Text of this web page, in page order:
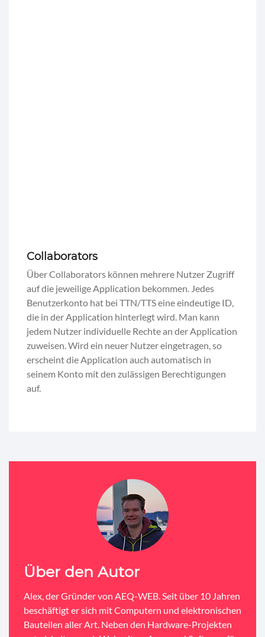
Collaborators
Über Collaborators können mehrere Nutzer Zugriff
auf die jeweilige Application bekommen. Jedes
Benutzerkonto hat bei TTN/TTS eine eindeutige ID,
die in der Application hinterlegt wird. Man kann
jedem Nutzer individuelle Rechte an der Application
zuweisen. Wird ein neuer Nutzer eingetragen, so
erscheint die Application auch automatisch in
seinem Konto mit den zulässigen Berechtigungen
auf.
Über den Autor
Alex, der Gründer von AEQ-WEB. Seit über 10 Jahren
beschäftigt er sich mit Computern und elektronischen
Bauteilen aller Art. Neben den Hardware-Projekten